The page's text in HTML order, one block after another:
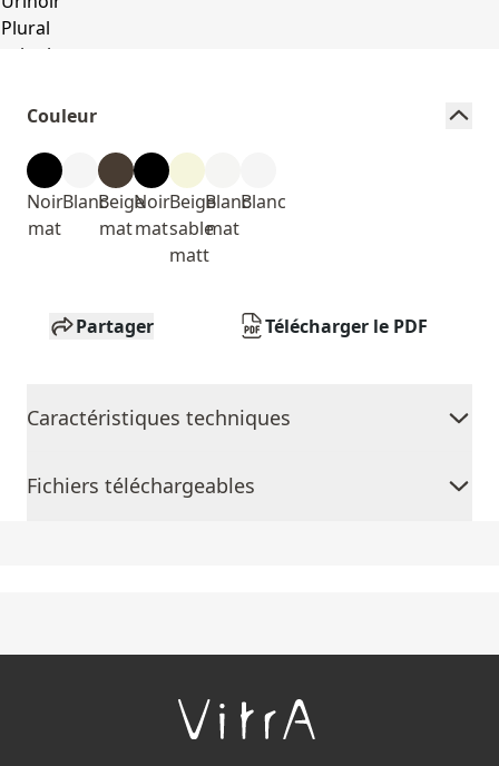
Couleur
Noir
mat
BlancBeige
mat
Noir
mat
Beige
sable
matt
Blanc
mat
Blanc
Partager Télécharger le PDF
Caractéristiques techniques
Fichiers téléchargeables